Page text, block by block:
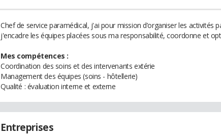
Chef de service paramédical, j'ai pour mission d’organiser les activités
j'encadre les équipes placées sous ma responsabilité, coordonne et
Mes compétences :
Coordination des soins et des intervenants extérie
Management des équipes (soins - hôtellerie)
Qualité : évaluation interne et externe
Entreprises